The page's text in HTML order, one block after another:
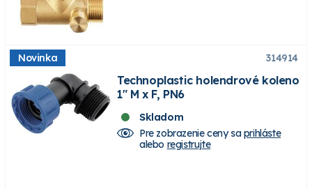
Novinka 314914
Technoplastic holendrové koleno
1" M x F, PN6
Skladom
Pre zobrazenie ceny saprihláste
alebo registrujte